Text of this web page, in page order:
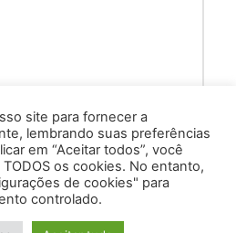
da Silva, nº 1950 - Zacarias,
403 / Tel: (33) 3329 8000
site para fornecer a
lembrando suas preferências
em “Aceitar todos”, você
os cookies. No entanto,
de cookies" para
controlado.